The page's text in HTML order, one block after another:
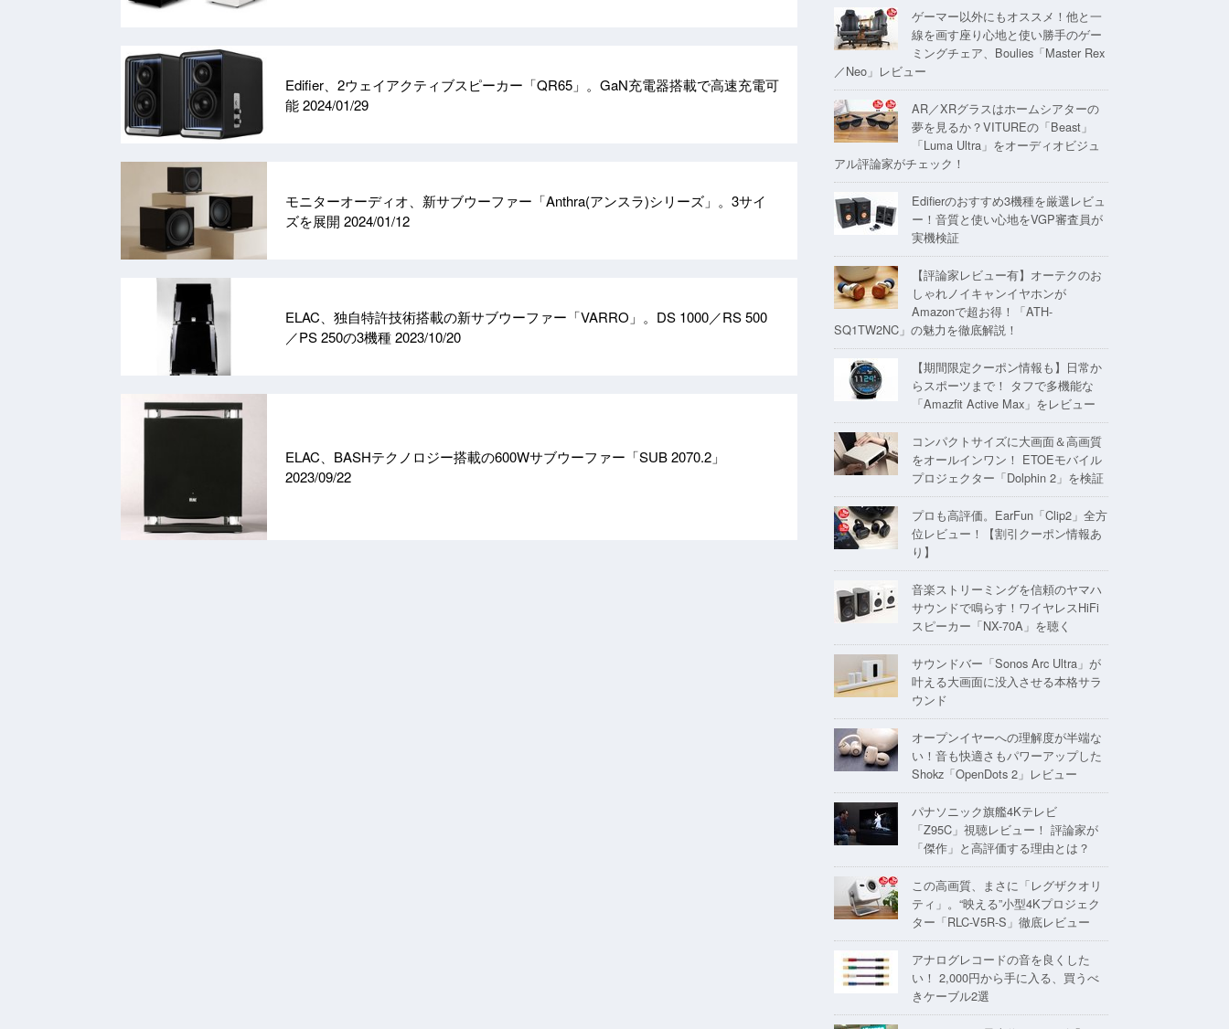
Edifier、2ウェイアクティブスピーカー「QR65」。GaN充電器搭載で高速充電可
能2024/01/29
モニターオーディオ、新サブウーファー「Anthra(アンスラ)シリーズ」。3サイ
ズを展開 2024/01/12
ELAC、独自特許技術搭載の新サブウーファー「VARRO」。DS 1000／RS 500
／PS 250の3機種2023/10/20
ELAC、BASHテクノロジー搭載の600Wサブウーファー「SUB 2070.2」
2023/09/22
ゲーマー以外にもオススメ！他と一
線を画す座り心地と使い勝手のゲー
ミングチェア、Boulies「Master Rex
／Neo」レビュー
AR／XRグラスはホームシアターの
夢を見るか？VITUREの「Beast」
「Luma Ultra」をオーディオビジュ
アル評論家がチェック！
Edifierのおすすめ3機種を厳選レビュ
ー！音質と使い心地をVGP審査員が
実機検証
【評論家レビュー有】オーテクのお
しゃれノイキャンイヤホンが
Amazonで超お得！「ATH-
SQ1TW2NC」の魅力を徹底解説！
【期間限定クーポン情報も】日常か
らスポーツまで！ タフで多機能な
「Amazfit Active Max」をレビュー
コンパクトサイズに大画面＆高画質
をオールインワン！ ETOEモバイル
プロジェクター「Dolphin 2」を検証
プロも高評価。EarFun「Clip2」全方
位レビュー！【割引クーポン情報あ
り】
音楽ストリーミングを信頼のヤマハ
サウンドで鳴らす！ワイヤレスHiFi
スピーカー「NX-70A」を聴く
サウンドバー「Sonos Arc Ultra」が
叶える大画面に没入させる本格サラ
ウンド
オープンイヤーへの理解度が半端な
い！音も快適さもパワーアップした
Shokz「OpenDots 2」レビュー
パナソニック旗艦4Kテレビ
「Z95C」視聴レビュー！ 評論家が
「傑作」と高評価する理由とは？
この高画質、まさに「レグザクオリ
ティ」。“映える”小型4Kプロジェク
ター「RLC-V5R-S」徹底レビュー
アナログレコードの音を良くした
い！ 2,000円から手に入る、買うべ
きケーブル2選